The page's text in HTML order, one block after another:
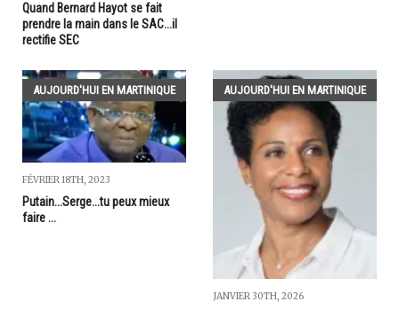
Quand Bernard Hayot se fait
prendre la main dans le SAC...il
rectifie SEC
AUJOURD'HUI EN MARTINIQUE
FÉVRIER 18TH, 2023
Putain...Serge...tu peux mieux
faire ...
AUJOURD'HUI EN MARTINIQUE
JANVIER 30TH, 2026